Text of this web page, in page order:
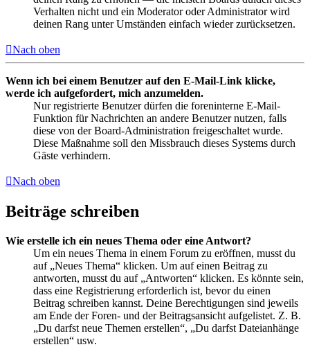
Verhalten nicht und ein Moderator oder Administrator wird
deinen Rang unter Umständen einfach wieder zurücksetzen.
Nach oben
Wenn ich bei einem Benutzer auf den E-Mail-Link klicke,
werde ich aufgefordert, mich anzumelden.
Nur registrierte Benutzer dürfen die foreninterne E-Mail-
Funktion für Nachrichten an andere Benutzer nutzen, falls
diese von der Board-Administration freigeschaltet wurde.
Diese Maßnahme soll den Missbrauch dieses Systems durch
Gäste verhindern.
Nach oben
Beiträge schreiben
Wie erstelle ich ein neues Thema oder eine Antwort?
Um ein neues Thema in einem Forum zu eröffnen, musst du
auf „Neues Thema“ klicken. Um auf einen Beitrag zu
antworten, musst du auf „Antworten“ klicken. Es könnte sein,
dass eine Registrierung erforderlich ist, bevor du einen
Beitrag schreiben kannst. Deine Berechtigungen sind jeweils
am Ende der Foren- und der Beitragsansicht aufgelistet. Z. B.
„Du darfst neue Themen erstellen“, „Du darfst Dateianhänge
erstellen“ usw.